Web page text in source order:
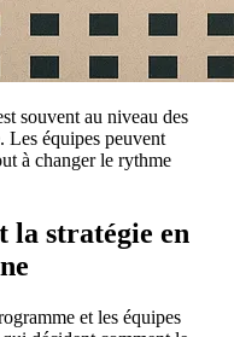
souvent au niveau des
Les équipes peuvent
à changer le rythme
la stratégie en
et les équipes